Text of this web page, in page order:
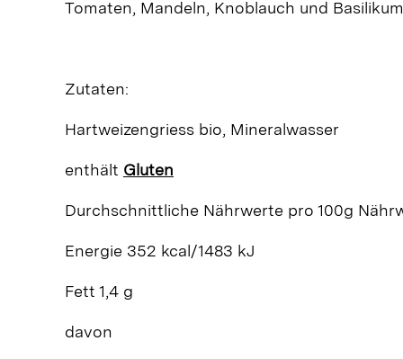
Tomaten, Mandeln, Knoblauch und
Zutaten:
Hartweizengriess bio, Mineralwasser
enthält Gluten
Durchschnittliche Nährwerte pro 100g
Energie 352 kcal/1483 kJ
Fett 1,4 g
davon